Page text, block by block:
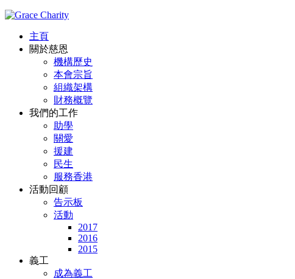
主頁
關於慈恩
機構歷史
本會宗旨
組織架構
財務概覽
我們的工作
助學
關愛
援建
民生
服務香港
活動回顧
告示板
活動
2017
2016
2015
義工
成為義工